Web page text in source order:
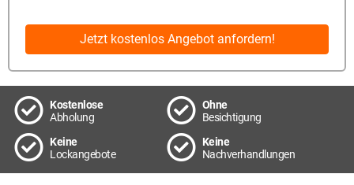
Jetzt kostenlos Angebot anfordern!
Kostenlose
Abholung
Ohne
Besichtigung
Keine
Lockangebote
Keine
Nachverhandlungen